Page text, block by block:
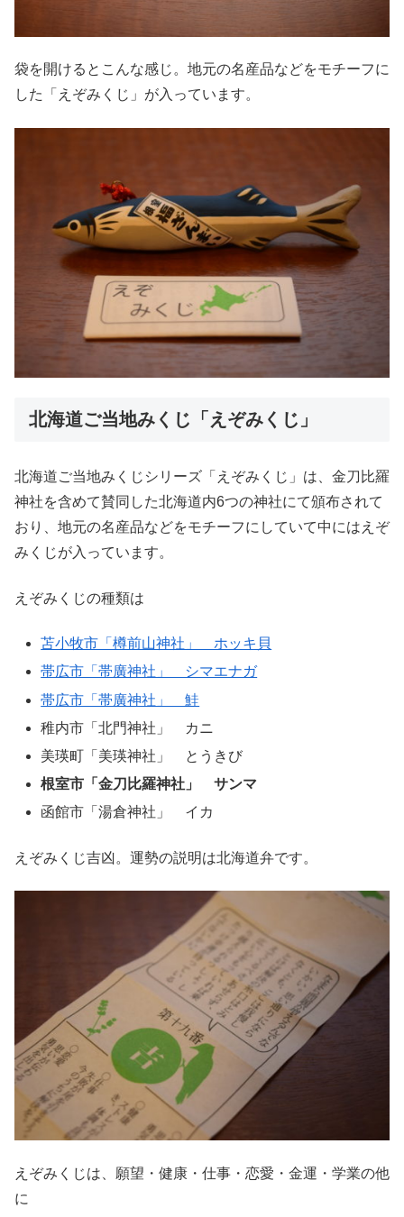
袋を開けるとこんな感じ。地元の名産品などをモチーフに
した「えぞみくじ」が入っています。
北海道ご当地みくじ「えぞみくじ」
北海道ご当地みくじシリーズ「えぞみくじ」は、金刀比羅
神社を含めて賛同した北海道内6つの神社にて頒布されて
おり、地元の名産品などをモチーフにしていて中にはえぞ
みくじが入っています。
えぞみくじの種類は
苫小牧市「樽前山神社」 ホッキ貝
帯広市「帯廣神社」 シマエナガ
帯広市「帯廣神社」 鮭
稚内市「北門神社」 カニ
美瑛町「美瑛神社」 とうきび
根室市「金刀比羅神社」 サンマ
函館市「湯倉神社」 イカ
えぞみくじ吉凶。運勢の説明は北海道弁です。
えぞみくじは、願望・健康・仕事・恋愛・金運・学業の他
に